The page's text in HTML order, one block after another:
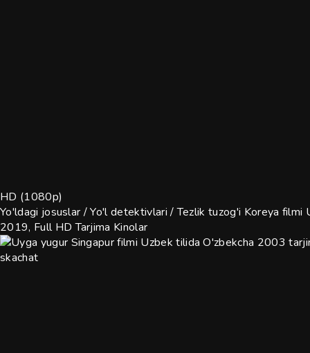
HD (1080p)
Yo'ldagi josuslar / Yo'l detektivlari / Tezlik tuzog'i Koreya
2019, Full HD Tarjima Kinolar